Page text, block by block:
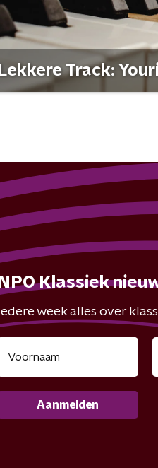
Lekkere Track:
NPO Klassiek
Iedere week alles over
Aanmelden